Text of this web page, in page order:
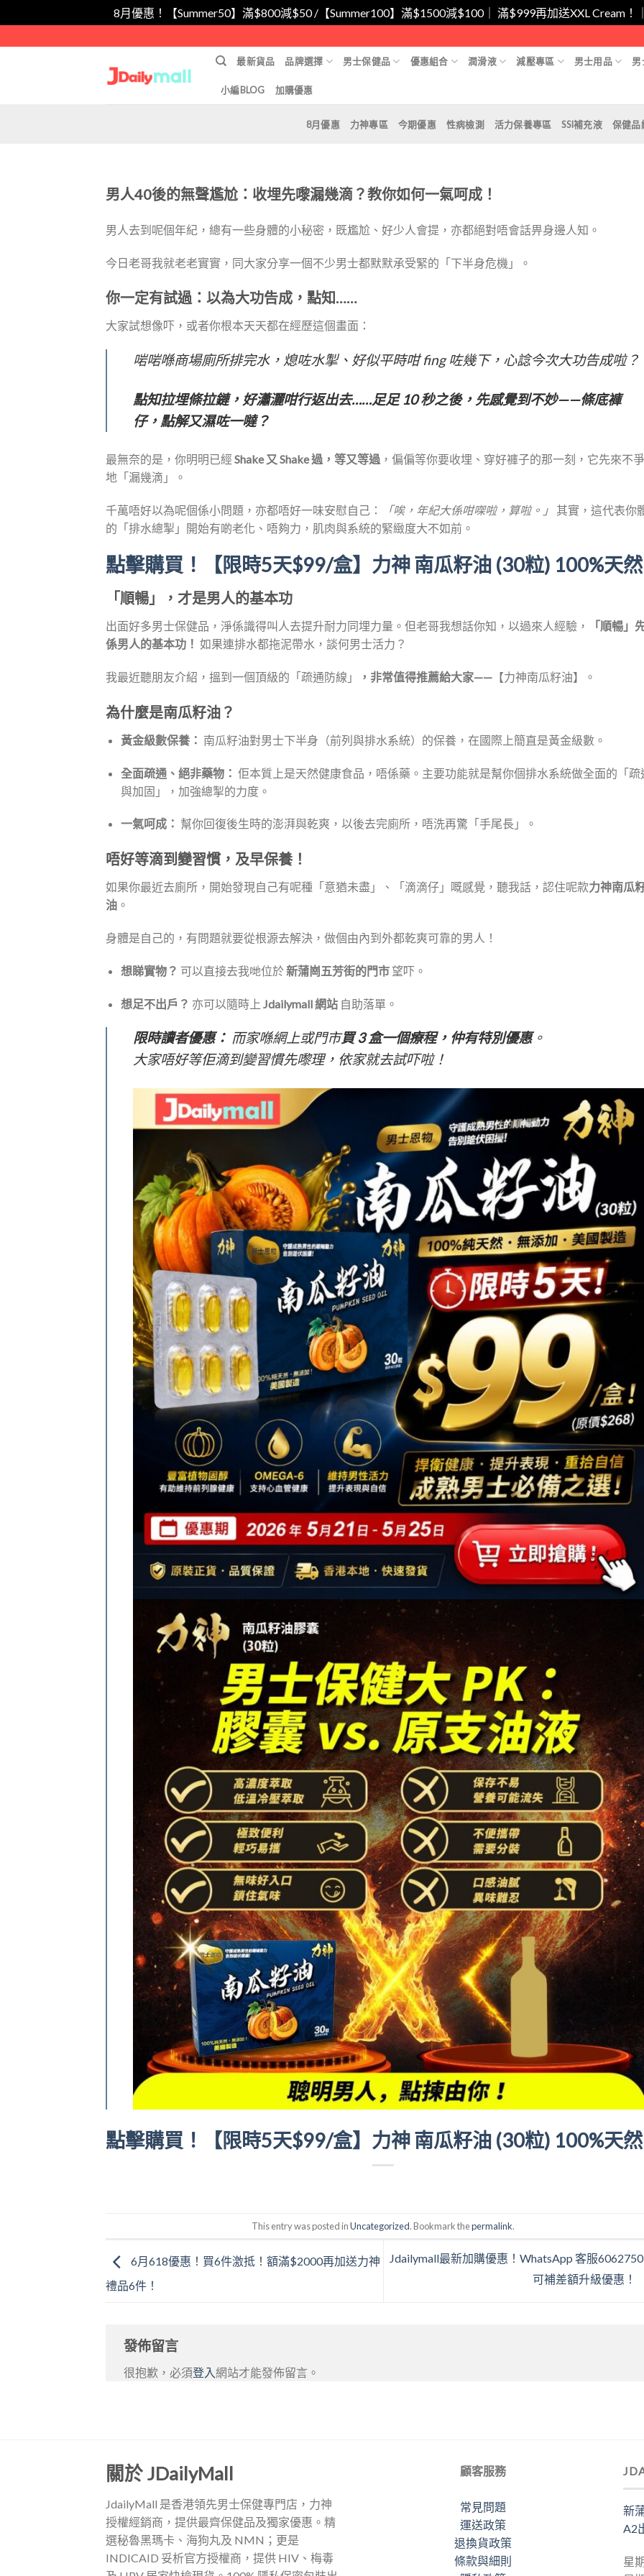
8月優惠！【Summer50】滿$800減$50 /【Summer100】滿$1500減$100｜ 滿$999再加送XXL Cream
to
最新貨品 品牌選擇 男士保健品 優惠組合 潤滑液 減壓專區 男士用品 男
小編BLOG 加購優惠
8月優惠 力神專區 今期優惠 性病檢測 活力保養專區 SSI補充液 保健品
男人40後的無聲尷尬：收埋先嚟漏幾滴？教你如何一氣呵成！
男人去到呢個年紀，總有一些身體的小秘密，既尷尬、好少人會提，亦都絕對唔會話畀身邊人知。
今日老哥我就老老實實，同大家分享一個不少男士都默默承受緊的「下半身危機」。
你一定有試過：以為大功告成，點知……
大家試想像吓，或者你根本天天都在經歷這個畫面：
啱啱喺商場廁所排完水，熄咗水掣、好似平時咁 fing 咗幾下，心諗今次大功告成啦？
點知拉埋條拉鏈，好瀟灑咁行返出去……足足 10 秒之後，先感覺到不妙——條底褲
仔，點解又濕咗一噠？
最無奈的是，你明明已經 Shake 又 Shake 過，等又等過 ，偏偏等你要收埋、穿好褲子的那一刻，它先來不
地「漏幾滴」。
千萬唔好以為呢個係小問題，亦都唔好一味安慰自己： 「唉，年紀大係咁㗎啦，算啦。」
其實，這代表你
的「排水總掣」開始有啲老化、唔夠力，肌肉與系統的緊緻度大不如前。
點擊購買！【限時5天$99/盒】力神 南瓜籽油 (30粒) 100%天然
「順暢」，才是男人的基本功
出面好多男士保健品，淨係識得叫人去提升耐力同埋力量。但老哥我想話你知，以過來人經驗，
「順暢」
係男人的基本功！ 如果連排水都拖泥帶水，談何男士活力？
我最近聽朋友介紹，搵到一個頂級的「疏通防線」 ，非常值得推薦給大家—— 【力神南瓜籽油】。
為什麼是南瓜籽油？
黃金級數保養： 南瓜籽油對男士下半身（前列與排水系統）的保養，在國際上簡直是黃金級數。
全面疏通、絕非藥物： 佢本質上是天然健康食品，唔係藥。主要功能就是幫你個排水系統做全面的「疏
與加固」，加強總掣的力度。
一氣呵成： 幫你回復後生時的澎湃與乾爽，以後去完廁所，唔洗再驚「手尾長」。
唔好等滴到變習慣，及早保養！
如果你最近去廁所，開始發現自己有呢種「意猶未盡」、「滴滴仔」嘅感覺，聽我話，認住呢款力神南瓜
油 。
身體是自己的，有問題就要從根源去解決，做個由內到外都乾爽可靠的男人！
想睇實物？ 可以直接去我哋位於新蒲崗五芳街的門市望吓。
想足不出戶？ 亦可以隨時上 Jdailymall 網站自助落單。
限時讀者優惠： 而家喺網上或門市買 3 盒一個療程，仲有特別優惠。
大家唔好等佢滴到變習慣先嚟理，依家就去試吓啦！
點擊購買！【限時5天$99/盒】力神 南瓜籽油 (30粒) 100%天然
This entry was posted inUncategorized. Bookmark thepermalink.
6月618優惠！買6件激抵！額滿$2000再加送力神
禮品6件！
Jdailymall最新加購優惠！WhatsApp 客服
可補差額升級優惠！
發佈留言
很抱歉，必須登入網站才能發佈留言。
關於 JDailyMall
JdailyMall 是香港領先男士保健專門店，力神
授權經銷商，提供最齊保健品及獨家優惠。精
選秘魯黑瑪卡、海狗丸及 NMN；更是
INDICAID 妥析官方授權商，提供 HIV、梅毒
顧客服務
常見問題
運送政策
退換貨政策
條款與細則
新
A2
星